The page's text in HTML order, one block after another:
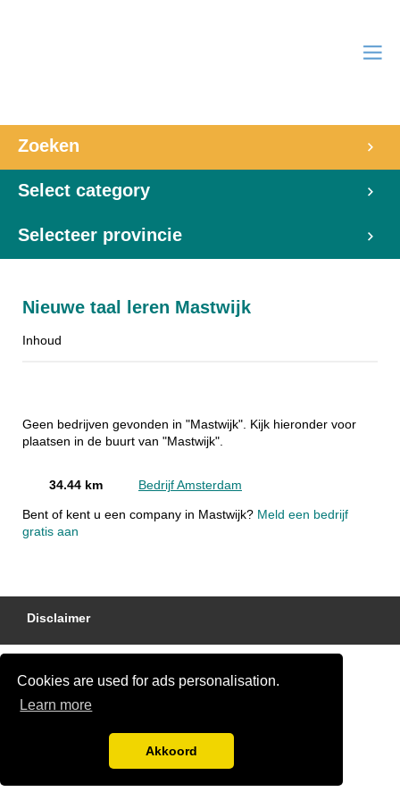
Cookies are used for ads personalisation.
Learn more
Akkoord
Zoeken
Select category
Selecteer provincie
Nieuwe taal leren Mastwijk
Inhoud
Geen bedrijven gevonden in "Mastwijk". Kijk hieronder voor
plaatsen in de buurt van "Mastwijk".
34.44 km Bedrijf Amsterdam
Bent of kent u een company in Mastwijk? Meld een bedrijf
gratis aan
Disclaimer